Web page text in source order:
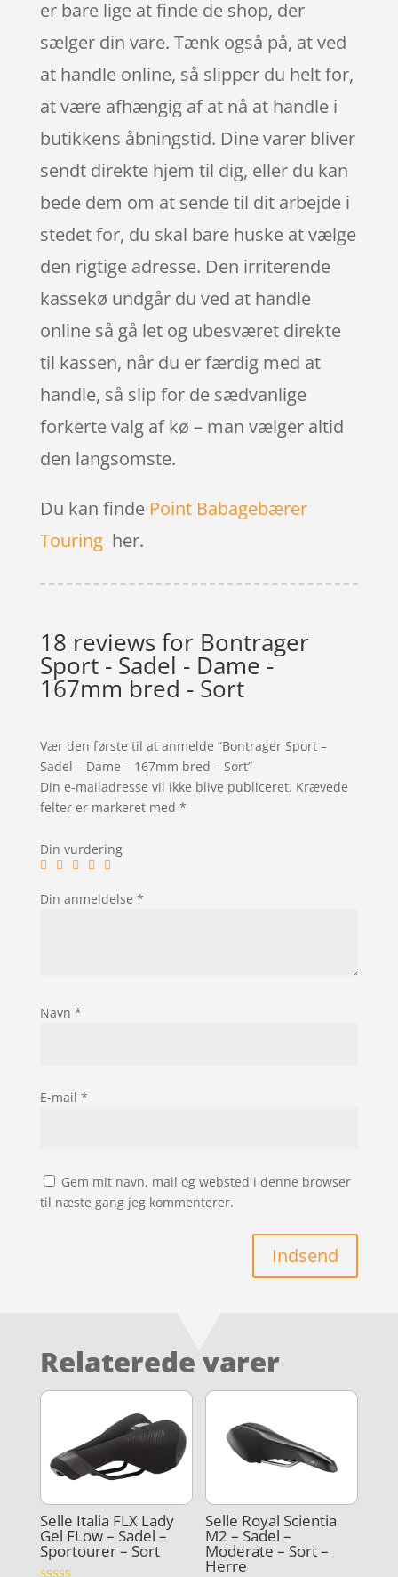
er bare lige at finde de shop, der
sælger din vare. Tænk også på, at ved
at handle online, så slipper du helt for,
at være afhængig af at nå at handle i
butikkens åbningstid. Dine varer bliver
sendt direkte hjem til dig, eller du kan
bede dem om at sende til dit arbejde i
stedet for, du skal bare huske at vælge
den rigtige adresse. Den irriterende
kassekø undgår du ved at handle
online så gå let og ubesværet direkte
til kassen, når du er færdig med at
handle, så slip for de sædvanlige
forkerte valg af kø – man vælger altid
den langsomste.
Du kan finde Point Babagebærer
Touringher.
18 reviews for Bontrager
Sport - Sadel - Dame -
167mm bred - Sort
Vær den første til at anmelde “Bontrager Sport –
Sadel – Dame – 167mm bred – Sort”
Din e-mailadresse vil ikke blive publiceret. Krævede
felter er markeret med *
Din vurdering
Din anmeldelse *
Navn *
E-mail *
Gem mit navn, mail og websted i denne browser
til næste gang jeg kommenterer.
Indsend
Relaterede varer
Selle Italia FLX Lady
Gel FLow – Sadel –
Sportourer – Sort
Selle Royal Scientia
M2 – Sadel –
Moderate – Sort –
Herre